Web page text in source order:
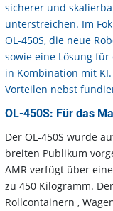
sicherer und
unterstreichen. Im
OL-450S, die neue
sowie eine Lösung
in Kombination mit
Vorteilen nebst
OL-450S: Für das
Der OL-450S wurde
breiten Publikum
AMR verfügt über
zu 450 Kilogramm.
Rollcontainern ,